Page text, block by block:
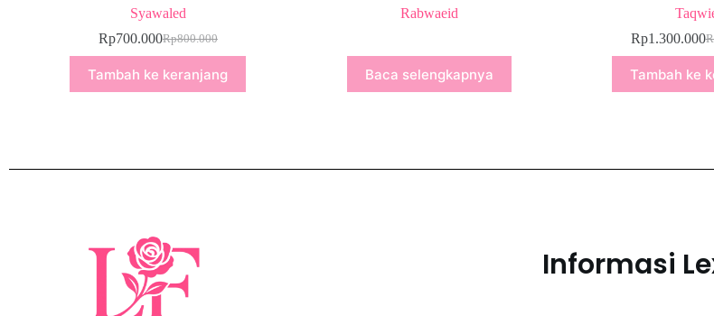
Syawaled
Rp800.000
Rp700.000
Tambah ke keranjang
Rabwaeid
Baca selengkapnya
Rp1.300.000
Tambah ke
Informasi